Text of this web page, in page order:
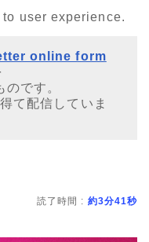
user experience.
online form
です。
て配信していま
読了時間 : 約3分41秒